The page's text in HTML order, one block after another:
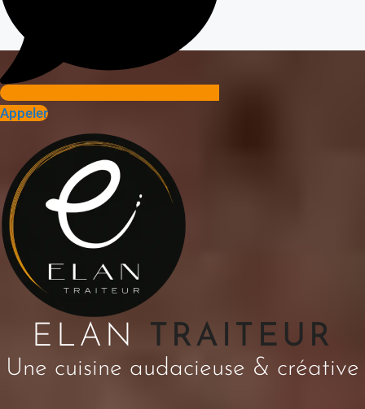
Appeler
ELAN TRAITEUR
Une cuisine audacieuse & créative